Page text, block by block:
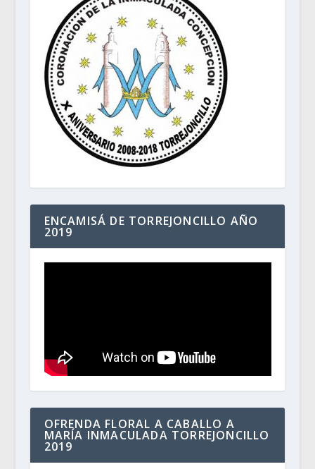
ENCAMISÁ DE TORREJONCILLO AÑO
2019
OFRENDA FLORAL A CABALLO A
MARÍA INMACULADA TORREJONCILLO
2019